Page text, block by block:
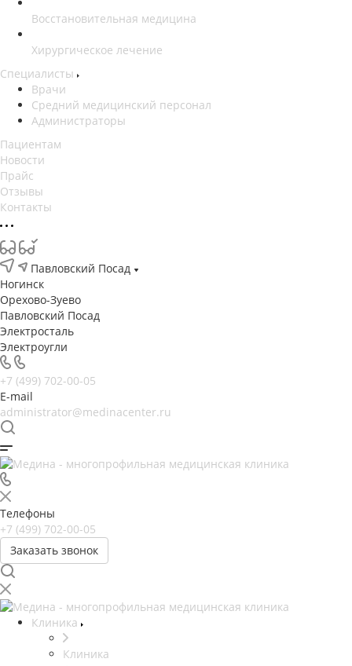
Восстановительная медицина
Хирургическое лечение
Специалисты
Врачи
Средний медицинский персонал
Администраторы
Пациентам
Новости
Прайс
Отзывы
Контакты
Павловский Посад
Ногинск
Орехово-Зуево
Павловский Посад
Электросталь
Электроугли
+7 (499) 702-00-05
E-mail
administrator@medinacenter.ru
Телефоны
+7 (499) 702-00-05
Заказать звонок
Клиника
Клиника